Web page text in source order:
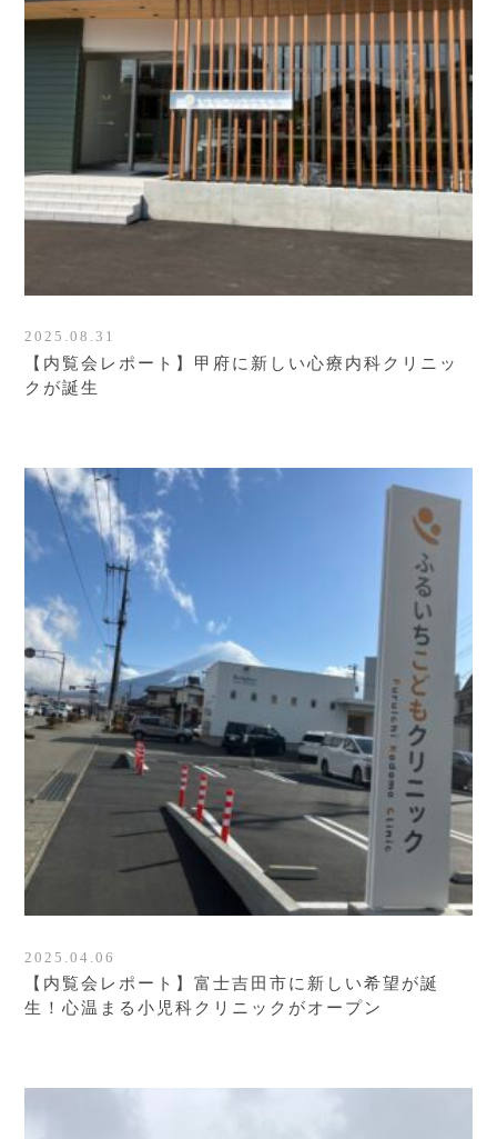
2025.08.31
【内覧会レポート】甲府に新しい心療内科クリニッ
クが誕生
2025.04.06
【内覧会レポート】富士吉田市に新しい希望が誕
生！心温まる小児科クリニックがオープン